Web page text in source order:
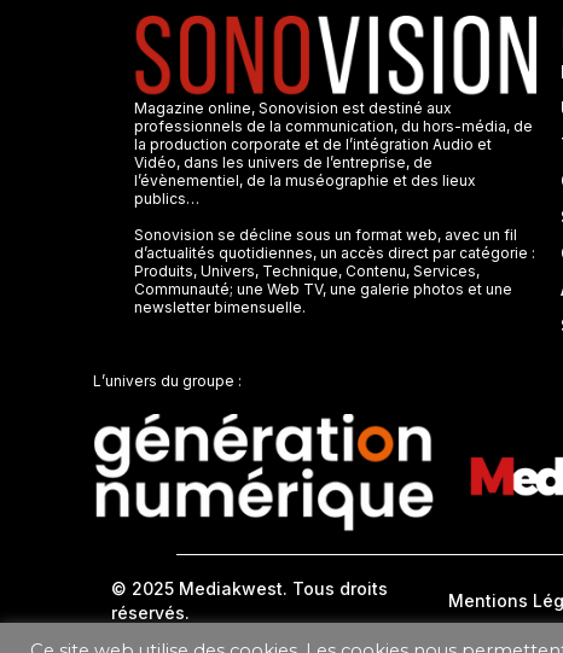
Magazine online, Sonovision est destiné aux
professionnels de la communication, du hors-média, de
la production corporate et de l’intégration Audio et
Vidéo, dans les univers de l’entreprise, de
l’évènementiel, de la muséographie et des lieux
publics…
Sonovision se décline sous un format web, avec un fil
d’actualités quotidiennes, un accès direct par catégorie :
Produits, Univers, Technique, Contenu, Services,
Communauté; une Web TV, une galerie photos et une
newsletter bimensuelle.
L’univers du groupe :
© 2025 Mediakwest. Tous droits
réservés.
Mentions